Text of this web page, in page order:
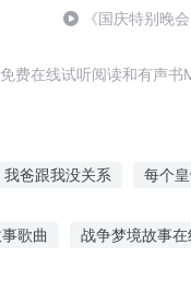
《国庆特别晚
费在线试听阅读和有声书
我爸跟我没关系 每个
歌曲 战争梦境故事